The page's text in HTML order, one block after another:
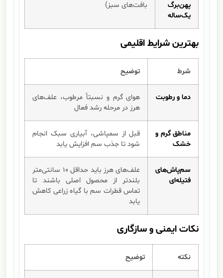
پهن‌برگ
یک‌ساله
بافت‌های سبز)
بهترین شرایط اقلیمی
شرط توضیح
دما و رطوبت
هوای گرم و نسبتاً مرطوب، علف‌های
هرز در مرحله رشد فعال
مناطق گرم و
خشک
قبل از سمپاشی، آبیاری سبک انجام
شود تا جذب سم افزایش یابد
سم‌پاش‌های
فتیله‌ای
علف‌های هرز باید حداقل ۱۰ سانتی‌متر
بلندتر از محصول اصلی باشند تا
تماس قطرات سم با گیاه زراعی کاهش
یابد
نکات ایمنی و سازگاری
نکته توضیح